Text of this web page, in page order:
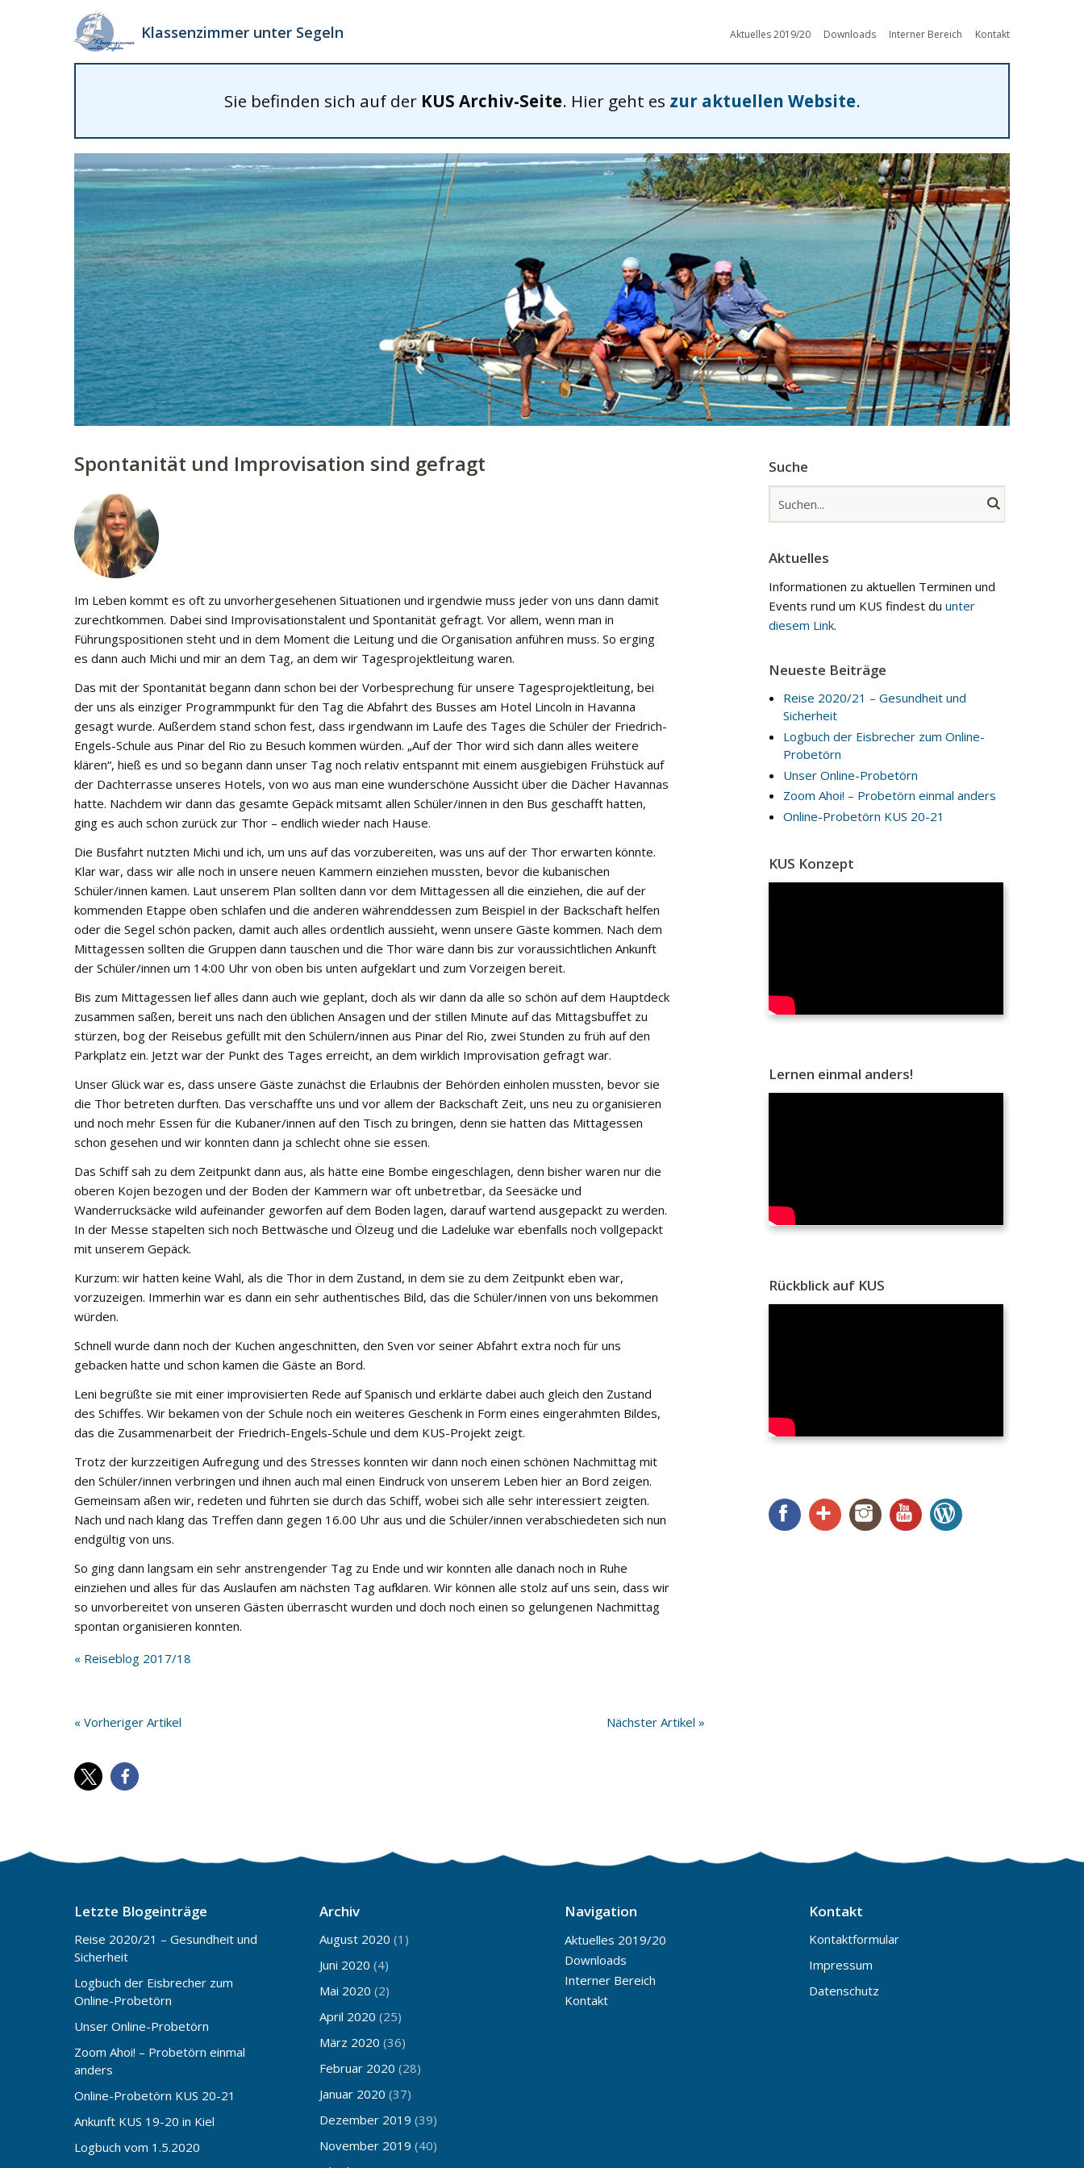
Klassenzimmer unter Segeln Aktuelles 2019/20 Downloads Interner Bereich Kontakt
Sie befinden sich auf der KUS Archiv-Seite. Hier geht es zur aktuellen Website.
Spontanität und Improvisation sind gefragt
Im Leben kommt es oft zu unvorhergesehenen Situationen und irgendwie muss jeder von uns dann damit
zurechtkommen. Dabei sind Improvisationstalent und Spontanität gefragt. Vor allem, wenn man in
Führungspositionen steht und in dem Moment die Leitung und die Organisation anführen muss. So erging
es dann auch Michi und mir an dem Tag, an dem wir Tagesprojektleitung waren.
Das mit der Spontanität begann dann schon bei der Vorbesprechung für unsere Tagesprojektleitung, bei
der uns als einziger Programmpunkt für den Tag die Abfahrt des Busses am Hotel Lincoln in Havanna
gesagt wurde. Außerdem stand schon fest, dass irgendwann im Laufe des Tages die Schüler der Friedrich-
Engels-Schule aus Pinar del Rio zu Besuch kommen würden. „Auf der Thor wird sich dann alles weitere
klären“, hieß es und so begann dann unser Tag noch relativ entspannt mit einem ausgiebigen Frühstück auf
der Dachterrasse unseres Hotels, von wo aus man eine wunderschöne Aussicht über die Dächer Havannas
hatte. Nachdem wir dann das gesamte Gepäck mitsamt allen Schüler/innen in den Bus geschafft hatten,
ging es auch schon zurück zur Thor – endlich wieder nach Hause.
Die Busfahrt nutzten Michi und ich, um uns auf das vorzubereiten, was uns auf der Thor erwarten könnte.
Klar war, dass wir alle noch in unsere neuen Kammern einziehen mussten, bevor die kubanischen
Schüler/innen kamen. Laut unserem Plan sollten dann vor dem Mittagessen all die einziehen, die auf der
kommenden Etappe oben schlafen und die anderen währenddessen zum Beispiel in der Backschaft helfen
oder die Segel schön packen, damit auch alles ordentlich aussieht, wenn unsere Gäste kommen. Nach dem
Mittagessen sollten die Gruppen dann tauschen und die Thor wäre dann bis zur voraussichtlichen Ankunft
der Schüler/innen um 14:00 Uhr von oben bis unten aufgeklart und zum Vorzeigen bereit.
Bis zum Mittagessen lief alles dann auch wie geplant, doch als wir dann da alle so schön auf dem Hauptdeck
zusammen saßen, bereit uns nach den üblichen Ansagen und der stillen Minute auf das Mittagsbuffet zu
stürzen, bog der Reisebus gefüllt mit den Schülern/innen aus Pinar del Rio, zwei Stunden zu früh auf den
Parkplatz ein. Jetzt war der Punkt des Tages erreicht, an dem wirklich Improvisation gefragt war.
Unser Glück war es, dass unsere Gäste zunächst die Erlaubnis der Behörden einholen mussten, bevor sie
die Thor betreten durften. Das verschaffte uns und vor allem der Backschaft Zeit, uns neu zu organisieren
und noch mehr Essen für die Kubaner/innen auf den Tisch zu bringen, denn sie hatten das Mittagessen
schon gesehen und wir konnten dann ja schlecht ohne sie essen.
Das Schiff sah zu dem Zeitpunkt dann aus, als hätte eine Bombe eingeschlagen, denn bisher waren nur die
oberen Kojen bezogen und der Boden der Kammern war oft unbetretbar, da Seesäcke und
Wanderrucksäcke wild aufeinander geworfen auf dem Boden lagen, darauf wartend ausgepackt zu werden.
In der Messe stapelten sich noch Bettwäsche und Ölzeug und die Ladeluke war ebenfalls noch vollgepackt
mit unserem Gepäck.
Kurzum: wir hatten keine Wahl, als die Thor in dem Zustand, in dem sie zu dem Zeitpunkt eben war,
vorzuzeigen. Immerhin war es dann ein sehr authentisches Bild, das die Schüler/innen von uns bekommen
würden.
Schnell wurde dann noch der Kuchen angeschnitten, den Sven vor seiner Abfahrt extra noch für uns
gebacken hatte und schon kamen die Gäste an Bord.
Leni begrüßte sie mit einer improvisierten Rede auf Spanisch und erklärte dabei auch gleich den Zustand
des Schiffes. Wir bekamen von der Schule noch ein weiteres Geschenk in Form eines eingerahmten Bildes,
das die Zusammenarbeit der Friedrich-Engels-Schule und dem KUS-Projekt zeigt.
Trotz der kurzzeitigen Aufregung und des Stresses konnten wir dann noch einen schönen Nachmittag mit
den Schüler/innen verbringen und ihnen auch mal einen Eindruck von unserem Leben hier an Bord zeigen.
Gemeinsam aßen wir, redeten und führten sie durch das Schiff, wobei sich alle sehr interessiert zeigten.
Nach und nach klang das Treffen dann gegen 16.00 Uhr aus und die Schüler/innen verabschiedeten sich nun
endgültig von uns.
So ging dann langsam ein sehr anstrengender Tag zu Ende und wir konnten alle danach noch in Ruhe
einziehen und alles für das Auslaufen am nächsten Tag aufklaren. Wir können alle stolz auf uns sein, dass wir
so unvorbereitet von unseren Gästen überrascht wurden und doch noch einen so gelungenen Nachmittag
spontan organisieren konnten.
« Reiseblog 2017/18
Nächster Artikel »
« Vorheriger Artikel
Suche
Aktuelles
Informationen zu aktuellen Terminen und
Events rund um KUS findest du unter
diesem Link.
Neueste Beiträge
Reise 2020/21 – Gesundheit und
Sicherheit
Logbuch der Eisbrecher zum Online-
Probetörn
Unser Online-Probetörn
Zoom Ahoi! – Probetörn einmal anders
Online-Probetörn KUS 20-21
KUS Konzept
Lernen einmal anders!
Rückblick auf KUS
FacebookGoogle+ InstagramYouTube
Letzte Blogeinträge
Reise 2020/21 – Gesundheit und
Sicherheit
Logbuch der Eisbrecher zum
Online-Probetörn
Unser Online-Probetörn
Zoom Ahoi! – Probetörn einmal
anders
Online-Probetörn KUS 20-21
Ankunft KUS 19-20 in Kiel
Logbuch vom 1.5.2020
Archiv
August 2020 (1)
Juni 2020 (4)
Mai 2020 (2)
April 2020 (25)
März 2020 (36)
Februar 2020 (28)
Januar 2020 (37)
Dezember 2019 (39)
November 2019 (40)
Navigation
Aktuelles 2019/20
Downloads
Interner Bereich
Kontakt
Kontakt
Kontaktformular
Impressum
Datenschutz